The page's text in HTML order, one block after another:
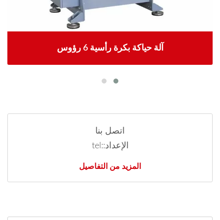
آلة حياكة بكرة رأسية 6 رؤوس
اتصل بنا
الإعداد::tel
المزيد من التفاصيل